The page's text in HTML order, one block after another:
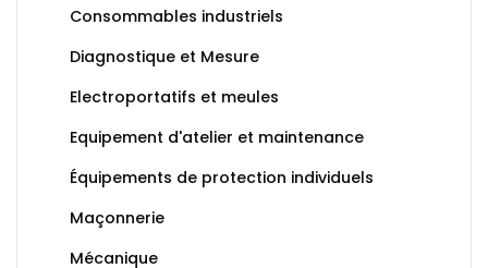
Consommables industriels
Diagnostique et Mesure
Electroportatifs et meules
Equipement d'atelier et maintenance
Équipements de protection individuels
Maçonnerie
Mécanique